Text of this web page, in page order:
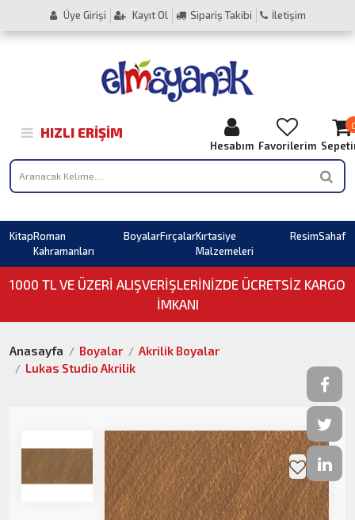
Üye Girişi Kayıt Ol Sipariş Takibi İletişim
HIZLI ERIŞIM
Hesabım Favorilerim
KitapRoman
Kahramanları
BoyalarFırçalarKırtasiye
Malzemeleri
ResimSahaf
1000 TL VE ÜZERI ALIŞVERIŞLERINIZDE ÜCRETSİZ KARGO
İMKANI
Anasayfa Boyalar
Akrilik Boyalar
Lukas Studio Akrilik